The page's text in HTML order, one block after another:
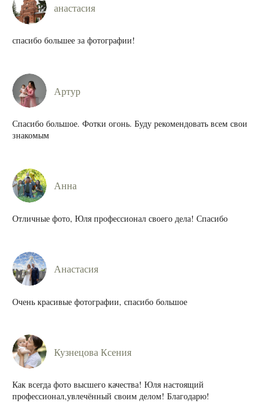
анастасия
спасибо большее за фотографии!
Артур
Спасибо большое. Фотки огонь. Буду рекомендовать всем свои
знакомым
Анна
Отличные фото, Юля профессионал своего дела! Спасибо
Анастасия
Очень красивые фотографии, спасибо большое
Кузнецова Ксения
Как всегда фото высшего качества! Юля настоящий
профессионал,увлечённый своим делом! Благодарю!